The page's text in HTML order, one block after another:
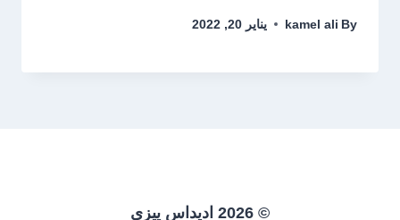
By
kamel ali يناير 20, 2022
© 2026 اديداس ييزي